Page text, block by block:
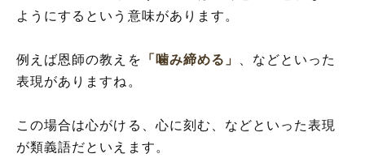
ようにするという意味があります。
例えば恩師の教えを 「噛み締める」
、などといった
表現がありますね。
この場合は心がける、心に刻む、などといった表現
が類義語だといえます。